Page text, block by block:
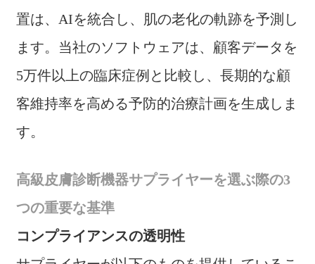
置は、AIを統合し、肌の老化の軌跡を予測し
ます。当社のソフトウェアは、顧客データを
5万件以上の臨床症例と比較し、長期的な顧
客維持率を高める予防的治療計画を生成しま
す。
高級皮膚診断機器サプライヤーを選ぶ際の3
つの重要な基準
コンプライアンスの透明性